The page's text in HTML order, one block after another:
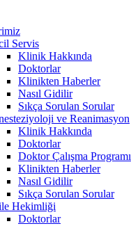
Servis
Klinik Hakkında
Doktorlar
Klinikten Haberler
Nasıl Gidilir
Sıkça Sorulan Sorular
ve Reanimasyon
Klinik Hakkında
Doktorlar
Doktor Çalışma Programı
Klinikten Haberler
Nasıl Gidilir
Sıkça Sorulan Sorular
Hekimliği
Doktorlar